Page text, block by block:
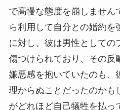
で高慢な態度を崩しません
ら利用して自分との婚約を
に対し、彼は男性としての
傷つけられており、その反
嫌悪感を抱いていたのも、
理からぬことだったのかも
がどれほど自己犠牲を払っ